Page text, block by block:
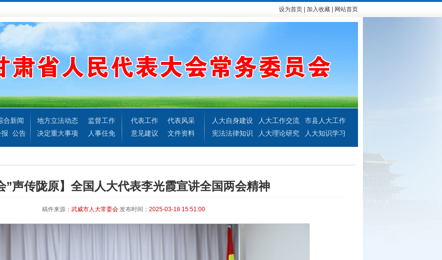
设为首页 加入收藏 网站首页
合新闻
公告
地方立法动态
监督工作
决定重大事项
人事任免
代表工作
代表风采
意见建议
文件资料
人大自身建设 人大工作交流
市县人大工作
宪法法律知识
人大理论研究 人大知识学习
”声传陇原】全国人大代表李光霞宣讲全国两会精神
稿件来源： 武威市人大常委会 发布时间： 2025-03-18 15:51:00